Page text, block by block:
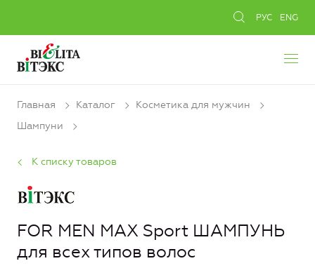
РУС ENG
Главная Каталог
Косметика для мужчин
Шампуни
К списку товаров
FOR MEN MAX Sport ШАМПУНЬ
для всех типов волос